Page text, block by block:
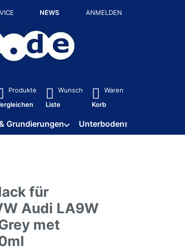
NEWS ANMELDEN
Drücken Sie die Eingabetaste, um alle
Produkte
Wunsch
Liste
Waren
Korb
Grundierungen Unterbodenschutz / HV
für
Audi LA9W
met